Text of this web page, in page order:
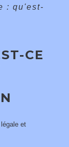
: qu'est-
CE
et